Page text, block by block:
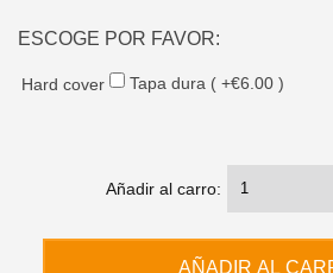
ESCOGE POR FAVOR:
Hard cover Tapa dura ( +€6.00 )
Añadir al carro: